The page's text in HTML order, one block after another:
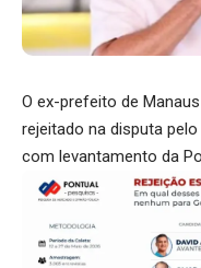
O ex-prefeito de
rejeitado na disputa
com levantamento da